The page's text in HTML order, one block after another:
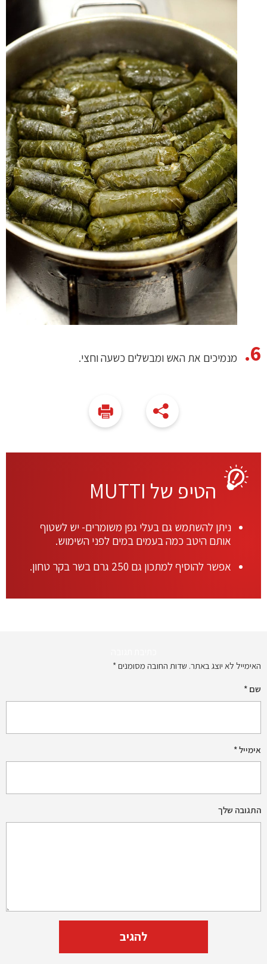
מנמיכים את האש ומבשלים כשעה וחצי.
הטיפ של MUTTI
ניתן להשתמש גם בעלי גפן משומרים- יש לשטוף
אותם היטב כמה בעמים במים לפני השימוש.
אפשר להוסיף למתכון גם 250 גרם בשר בקר טחון.
האימייל לא יוצג באתר. שדות החובה מסומנים *
שם *
אימייל*
התגובה שלך